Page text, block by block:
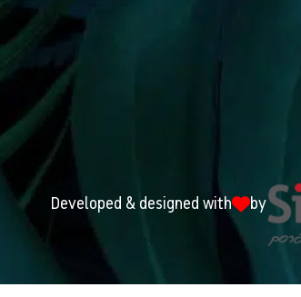
Developed & designed with by